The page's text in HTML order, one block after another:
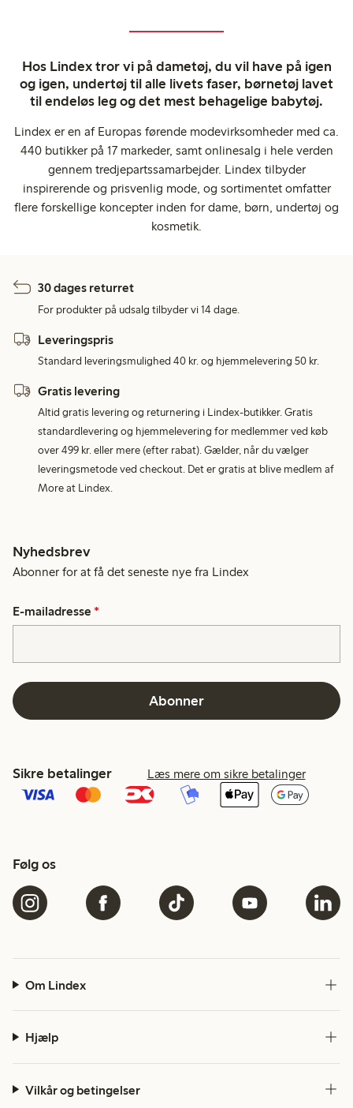
Hos Lindex tror vi på dametøj, du vil have på igen
og igen, undertøj til alle livets faser, børnetøj lavet
til endeløs leg og det mest behagelige babytøj.
Lindex er en af Europas førende modevirksomheder med ca.
440 butikker på 17 markeder, samt onlinesalg i hele verden
gennem tredjepartssamarbejder. Lindex tilbyder
inspirerende og prisvenlig mode, og sortimentet omfatter
flere forskellige koncepter inden for dame, børn, undertøj og
kosmetik.
30 dages returret
For produkter på udsalg tilbyder vi 14 dage.
Leveringspris
Standard leveringsmulighed 40 kr. og hjemmelevering 50 kr.
Gratis levering
Altid gratis levering og returnering i Lindex-butikker. Gratis
standardlevering og hjemmelevering for medlemmer ved køb
over 499 kr. eller mere (efter rabat). Gælder, når du vælger
leveringsmetode ved checkout. Det er gratis at blive medlem af
More at Lindex.
Nyhedsbrev
Abonner for at få det seneste nye fra Lindex
E-mailadresse *
Abonner
Sikre betalinger Læs mere om sikre betalinger
Følg os
Om Lindex
Hjælp
Vilkår og betingelser